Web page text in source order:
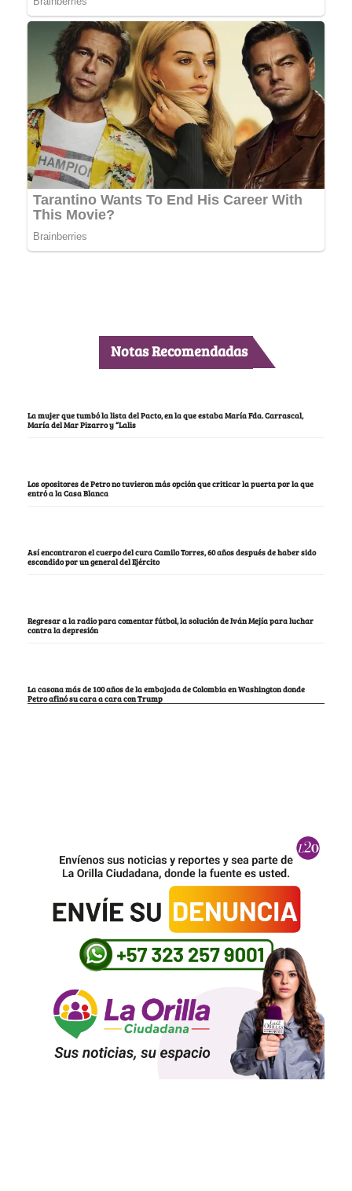
Notas Recomendadas
La mujer que tumbó la lista del Pacto, en la que estaba María Fda. Carrascal,
María del Mar Pizarro y “Lalis
Los opositores de Petro no tuvieron más opción que criticar la puerta por la que
entró a la Casa Blanca
Así encontraron el cuerpo del cura Camilo Torres, 60 años después de haber sido
escondido por un general del Ejército
Regresar a la radio para comentar fútbol, la solución de Iván Mejía para luchar
contra la depresión
La casona más de 100 años de la embajada de Colombia en Washington donde
Petro afinó su cara a cara con Trump